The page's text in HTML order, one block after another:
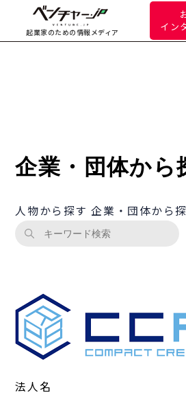
起業家のための情報メディア
イン
企業・団体から
人物から探す 企業・団体から
法人名